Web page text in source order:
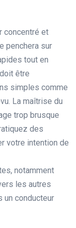
concentré et
penchera sur
tout en
être
simples comme
La maîtrise du
trop brusque
des
votre intention de
notamment
les autres
un conducteur